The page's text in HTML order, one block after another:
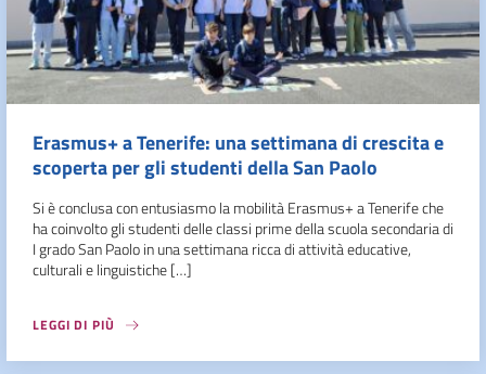
Erasmus+ a Tenerife: una settimana di crescita e
scoperta per gli studenti della San Paolo
Si è conclusa con entusiasmo la mobilità Erasmus+ a Tenerife che
ha coinvolto gli studenti delle classi prime della scuola secondaria di
I grado San Paolo in una settimana ricca di attività educative,
culturali e linguistiche […]
LEGGI DI PIÙ